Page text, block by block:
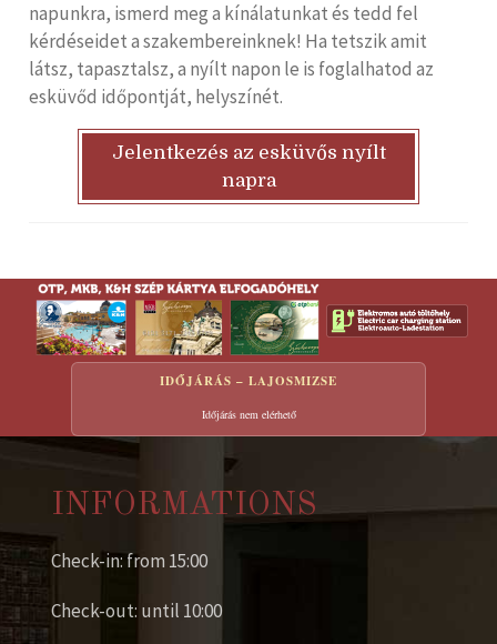
napunkra, ismerd meg a kínálatunkat és tedd fel
kérdéseidet a szakembereinknek! Ha tetszik amit
látsz, tapasztalsz, a nyílt napon le is foglalhatod az
esküvőd időpontját, helyszínét.
Jelentkezés az esküvős nyílt
napra
IDŐJÁRÁS – LAJOSMIZSE
Időjárás nem elérhető
INFORMATIONS
Check-in: from 15:00
Check-out: until 10:00